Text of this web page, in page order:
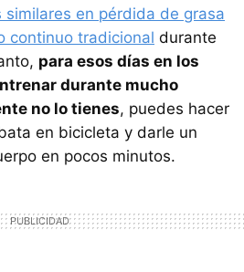
similares en pérdida de grasa
continuo tradicional durante
para esos días en los
durante mucho
no lo tienes, puedes hacer
en bicicleta y darle un
en pocos minutos.